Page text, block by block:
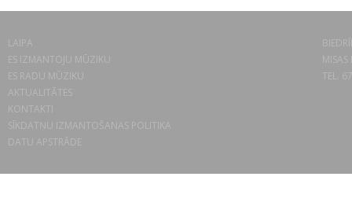
LAIPA
ES IZMANTOJU MŪZIKU
ES RADU MŪZIKU
AKTUALITĀTES
KONTAKTI
SĪKDATŅU IZMANTOŠANAS POLITIKA
DATU APSTRĀDE
TEL.